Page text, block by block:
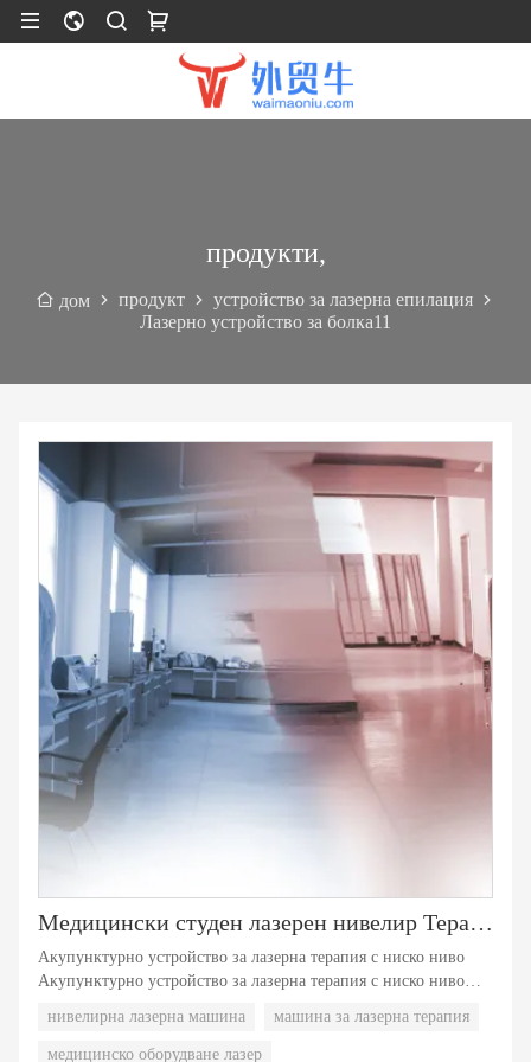
продукти,
дом продукт
устройство за лазерна епилация
Лазерно устройство за болка11
Медицински студен лазерен нивелир Терапевтична машина No2
Акупунктурно устройство за лазерна терапия с ниско ниво
Акупунктурно устройство за лазерна терапия с ниско ниво
Акупунктурно устройство за лазерна терапия с ниско ниво
Акупунктурно устройство за лазерна терапия с ниско ниво
нивелирна лазерна машина машина за лазерна терапия
медицинско оборудване лазер